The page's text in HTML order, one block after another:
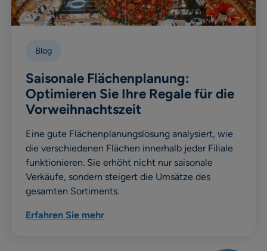
Blog
Saisonale Flächenplanung:
Optimieren Sie Ihre Regale für die
Vorweihnachtszeit
Eine gute Flächenplanungslösung analysiert, wie
die verschiedenen Flächen innerhalb jeder Filiale
funktionieren. Sie erhöht nicht nur saisonale
Verkäufe, sondern steigert die Umsätze des
gesamten Sortiments.
Erfahren Sie mehr